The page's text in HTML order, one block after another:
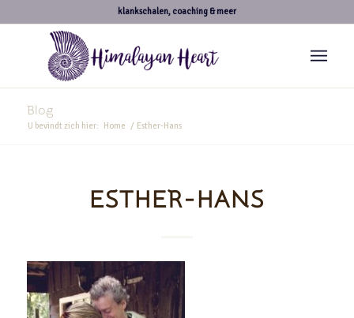
klankschalen, coaching & meer
Blog
U bevindt zich hier: Home / Esther-Hans
ESTHER-HANS